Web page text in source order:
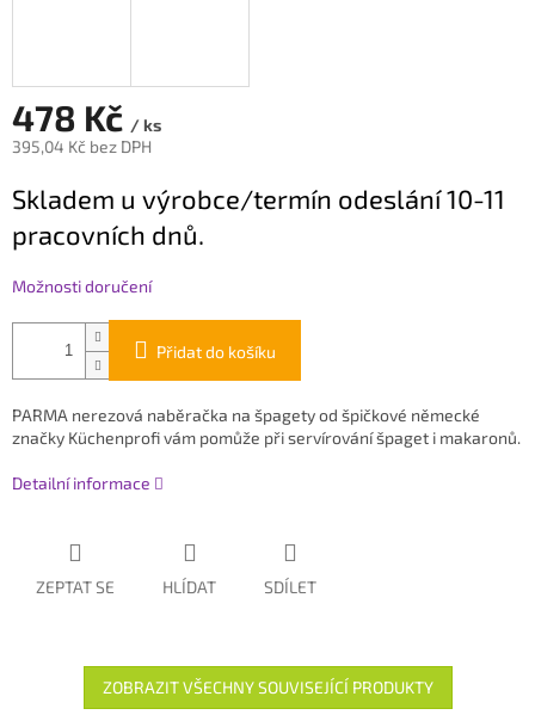
478 Kč / ks
395,04 Kč bez DPH
cena:
Skladem u výrobce/termín odeslání 10-11
pracovních dnů.
Možnosti doručení
Přidat do košíku
PARMA nerezová naběračka na špagetyod špičkové německé
značky Küchenprofi vám pomůže při servírování špaget i makaronů.
Detailní informace
ZEPTAT SE HLÍDAT SDÍLET
ZOBRAZIT VŠECHNY SOUVISEJÍCÍ PRODUKTY